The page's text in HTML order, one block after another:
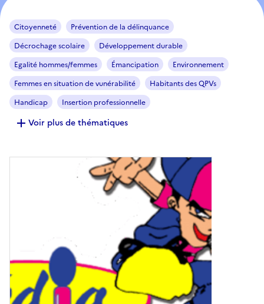
Citoyenneté
Prévention de la délinquance
Décrochage scolaire
Développement durable
Egalité hommes/femmes
Émancipation
Environnement
Femmes en situation de vunérabilité
Habitants des QPVs
Handicap
Insertion professionnelle
Voir plus de thématiques